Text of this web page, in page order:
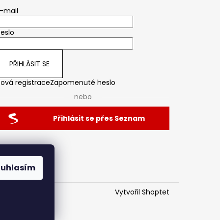
mail
PŘIHLÁSIT SE
registraceZapomenuté heslo
nebo
Přihlásit se přes Seznam
Vytvořil Shoptet